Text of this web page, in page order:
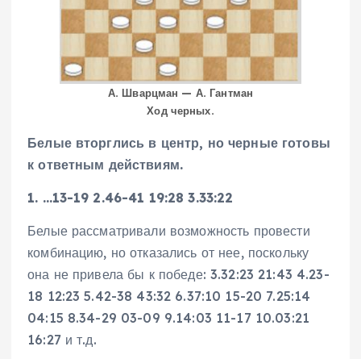
А. Шварцман — А. Гантман
Ход черных.
Белые вторглись в центр, но черные готовы
к ответным действиям.
1. …13-19 2.46-41 19:28 3.33:22
Белые рассматривали возможность провести
комбинацию, но отказались от нее, поскольку
она не привела бы к победе: 3.32:23 21:43 4.23-
18 12:23 5.42-38 43:32 6.37:10 15-20 7.25:14
04:15 8.34-29 03-09 9.14:03 11-17 10.03:21
16:27 и т.д.